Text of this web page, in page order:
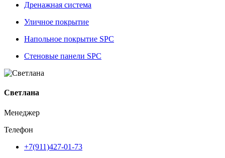
Дренажная система
Уличное покрытие
Напольное покрытие SPC
Стеновые панели SPC
Светлана
Менеджер
Телефон
+7(911)427-01-73